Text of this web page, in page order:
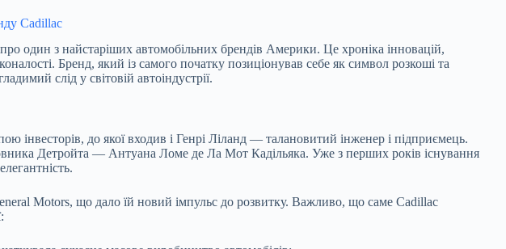
Cadillac
один з найстаріших автомобільних брендів Америки. Це хроніка інновацій,
Бренд, який із самого початку позиціонував себе як символ розкоші та
слід у світовій автоіндустрії.
інвесторів, до якої входив і Генрі Ліланд — талановитий інженер і підприємець.
Детройта — Антуана Ломе де Ла Мот Кадільяка. Уже з перших років існування
Motors, що дало їй новий імпульс до розвитку. Важливо, що саме Cadillac